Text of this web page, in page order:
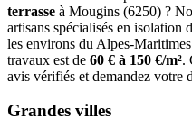
terrasse à Mougins (6250) ?
artisans spécialisés en isolation
les environs du Alpes-
travaux est de 60 € à 150 €/m².
avis vérifiés et demandez votre
Grandes villes